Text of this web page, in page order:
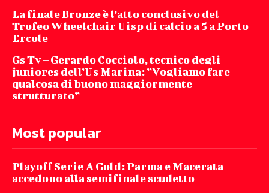
La finale Bronze è l’atto conclusivo del
Trofeo Wheelchair Uisp di calcio a 5 a Porto
Ercole
Gs Tv – Gerardo Cocciolo, tecnico degli
juniores dell’Us Marina: ”Vogliamo fare
qualcosa di buono maggiormente
strutturato”
Most popular
Playoff Serie A Gold: Parma e Macerata
accedono alla semifinale scudetto